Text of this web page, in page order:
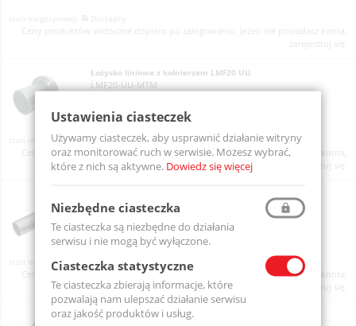
Ceny produktów widoczne dopiero po zalogowaniu. Jeżeli nie posiadasz konta,
zarejestruj się.
Łożysko liniowe z kołnierzem LMF20 UU
LMF20-UU-MTM
Dostępny
Ceny produktów widoczne dopiero po zalogowaniu. Jeżeli nie posiadasz konta,
LMF20L-UU-MTM
Dostępny
Ceny produktów widoczne dopiero po zalogowaniu. Jeżeli nie posiadasz konta,
Łożysko liniowe z kołnierzem LMF25 UU
Ustawienia ciasteczek
Używamy ciasteczek, aby usprawnić działanie witryny
oraz monitorować ruch w serwisie. Możesz wybrać,
które z nich są aktywne. Dowiedz się więcej
Niezbędne ciasteczka
Te ciasteczka są niezbędne do działania
serwisu i nie mogą być wyłączone.
Ciasteczka statystyczne
Te ciasteczka zbierają informacje, które
pozwalają nam ulepszać działanie serwisu
oraz jakość produktów i usług.